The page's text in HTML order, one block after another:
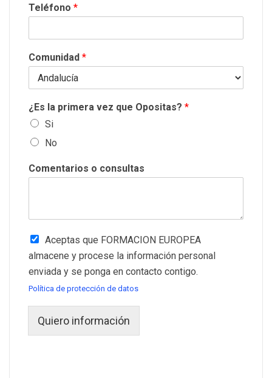
Teléfono *
Comunidad *
¿Es la primera vez que Opositas? *
Si
No
Comentarios o consultas
Aceptas que FORMACION EUROPEA
almacene y procese la información personal
enviada y se ponga en contacto contigo.
Política de protección de datos
Quiero información